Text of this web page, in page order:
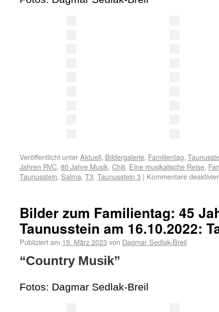
Veröffentlicht unterAktuell, Bildergalerie, Familientag,
Jahren RVC, 80 Jahre Musik, Chili, Eine musikalische Reise,
Taunusstein, Salma, T3, Taunusstein 3 | Kommentare
Bilder zum Familientag: 45
Taunusstein am 16.10.2022:
Publiziert am 19. März 2023 von Dagmar Sedlak-Breil
“Country Musik”
Fotos: Dagmar Sedlak-Breil